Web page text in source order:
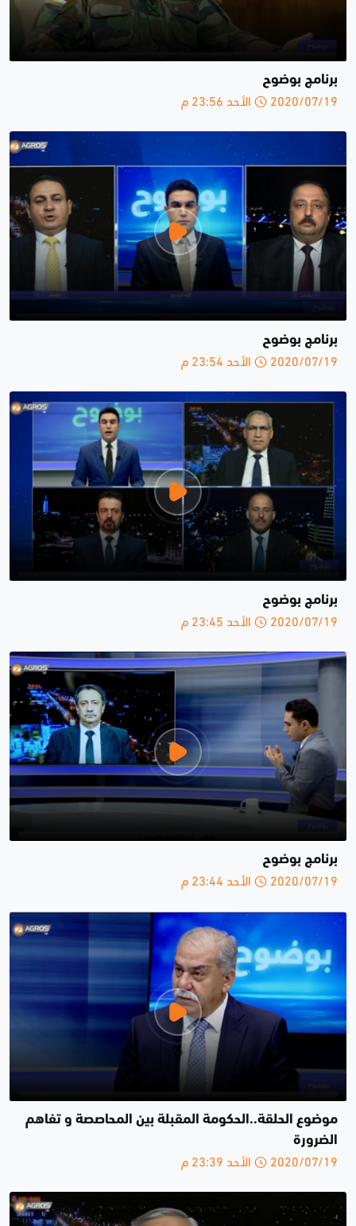
برنامج بوضوح
2020/07/19 الأحد 23:56 م
برنامج بوضوح
2020/07/19 الأحد 23:54 م
برنامج بوضوح
2020/07/19 الأحد 23:45 م
برنامج بوضوح
2020/07/19 الأحد 23:44 م
موضوع الحلقة..الحكومة المقبلة بين المحاصصة و تفاهم
الضرورة
2020/07/19 الأحد 23:39 م